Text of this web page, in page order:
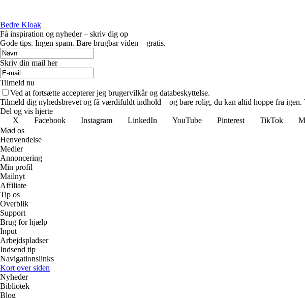
Bedre Kloak
Få inspiration og nyheder – skriv dig op
Gode tips. Ingen spam. Bare brugbar viden – gratis.
Skriv din mail her
Tilmeld nu
Ved at fortsætte accepterer jeg brugervilkår og databeskyttelse.
Tilmeld dig nyhedsbrevet og få værdifuldt indhold – og bare rolig, du kan altid hoppe fra igen.
Del og vis hjerte
X
Facebook Instagram LinkedIn YouTube Pinterest TikTok
Mød os
Henvendelse
Medier
Annoncering
Min profil
Mailnyt
Affiliate
Tip os
Overblik
Support
Brug for hjælp
Input
Arbejdspladser
Indsend tip
Navigationslinks
Kort over siden
Nyheder
Bibliotek
Blog